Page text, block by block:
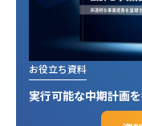
お役立ち資料
実行可能な中期計画